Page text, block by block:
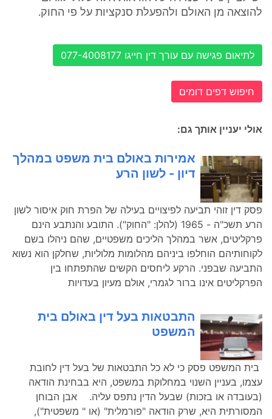
להוצאה מן האולם ולהפעלת סנקציות על פי החוק.
לתיאום פגישה עם עורך דין חייגו 077-4008177
חיפוש דפים דומים
אולי יעניין אותך גם:
אמירות באולם בית משפט במהלך
דיון - לשון הרע
פסק דין זוהי תביעה לפיצויים בעילה של הפרת חוק איסור לשון
הרע תשכ"ה - 1965 (להלן: "החוק"). התובע והנתבע הינם
פרקליטים, אשר במהלך הליכים משפטיים, שהם ניהלו בשם
לקוחותיהם הוחלפו ביניהם מהלומות מלוליות, שחלקן הוא נשוא
התביעה שבפני. הרקע ליחסים הקשים שהתפתחו בין
הפרקליטים אינו ברור לגמרי, אולם מעיון בעדויות
התבטאות בעל דין באולם בית
המשפט
בית המשפט פסק כי לא כל התבטאות של בעל דין לחובת
עצמו, בעניין השנוי במחלוקת במשפט, היא בבחינת הודאה
(בעובדה או בזכות) שבעל הדין נתפס עליה. אבן הבוחן
המסורתית היא, שרק הודאה "פורמלית" (או " משפטית"),